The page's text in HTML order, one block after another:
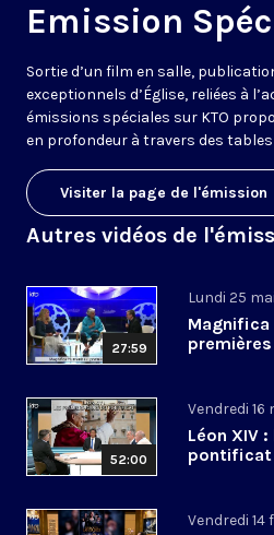
Emission
Sortie d’un film en salle,
exceptionnels d’Église, reliées à
émissions spéciales sur KTO
en profondeur à travers des
Visiter la page de l'émission
Autres vidéos de
27:59
Lundi 25
Magnifica
52:00
Vendredi 16
Léon XIV
pontificat
Vendredi 14